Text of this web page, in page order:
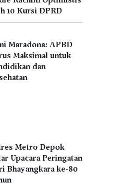
10 Kursi DPRD
Maradona: APBD
Maksimal untuk
dan
Metro Depok
Upacara Peringatan
Bhayangkara ke-80